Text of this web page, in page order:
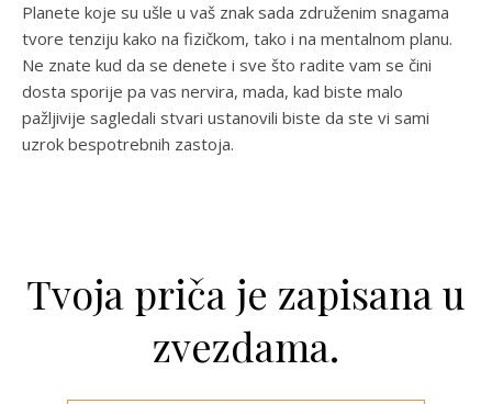
Planete koje su ušle u vaš znak sada združenim snagama
tvore tenziju kako na fizičkom, tako i na mentalnom planu.
Ne znate kud da se denete i sve što radite vam se čini
dosta sporije pa vas nervira, mada, kad biste malo
pažljivije sagledali stvari ustanovili biste da ste vi sami
uzrok bespotrebnih zastoja.
Tvoja priča je zapisana u
zvezdama.